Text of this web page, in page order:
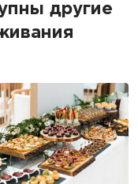
другие